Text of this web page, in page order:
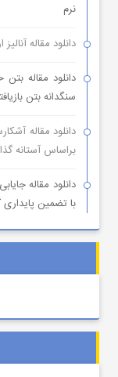
نرم
دانلود مقاله
دانلود مقاله بتن
سنگدانه بتن
براساس آستانه
با تضمین پایداری